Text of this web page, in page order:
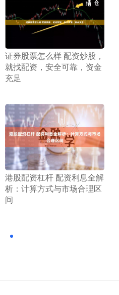
​证券股票怎么样 配资炒股，
就找配资，安全可靠，资金
充足
​港股配资杠杆 配资利息全解
析：计算方式与市场合理区
间